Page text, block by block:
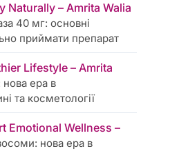
Naturally – Amrita Walia
40 мг: основні
приймати препарат
Lifestyle – Amrita
ера в
та косметології
Emotional Wellness –
нова ера в